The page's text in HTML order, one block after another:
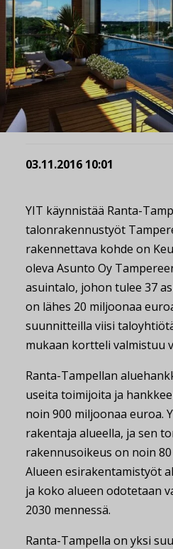
03.11.2016 10:01
YIT käynnistää Ranta-
talonrakennustyöt
rakennettava kohde on
oleva Asunto Oy
asuintalo, johon tulee 37
on lähes 20 miljoonaa
suunnitteilla viisi
mukaan kortteli valmistuu
Ranta-Tampellan
useita toimijoita ja
noin 900 miljoonaa euroa.
rakentaja alueella, ja sen
rakennusoikeus on noin
Alueen esirakentamistyöt
ja koko alueen odotetaan
2030 mennessä.
Ranta-Tampella on yksi